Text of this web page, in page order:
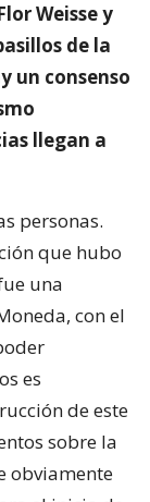
Weisse y
de la
un consenso
llegan a
personas.
que hubo
una
con el
es
de este
sobre la
obviamente